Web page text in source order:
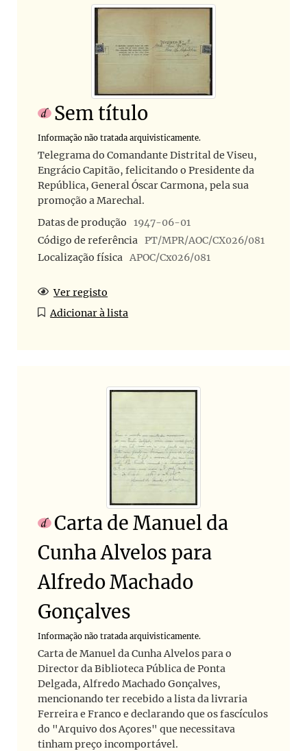
Sem título
Informação não tratada arquivisticamente.
Telegrama do Comandante Distrital de Viseu,
Engrácio Capitão, felicitando o Presidente da
República, General Óscar Carmona, pela sua
promoção a Marechal.
Datas de produção
1947-06-01
Código de referência PT/MPR/AOC/CX026/081
Localização física APOC/Cx026/081
Ver registo
Adicionar à lista
Carta de Manuel da
Cunha Alvelos para
Alfredo Machado
Gonçalves
Informação não tratada arquivisticamente.
Carta de Manuel da Cunha Alvelos para o
Director da Biblioteca Pública de Ponta
Delgada, Alfredo Machado Gonçalves,
mencionando ter recebido a lista da livraria
Ferreira e Franco e declarando que os fascículos
do "Arquivo dos Açores" que necessitava
tinham preço incomportável.